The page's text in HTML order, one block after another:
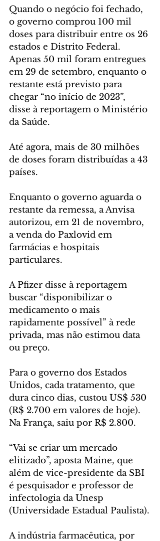
Quando o negócio foi fechado,
o governo comprou 100 mil
doses para distribuir entre os 26
estados e Distrito Federal.
Apenas 50 mil foram entregues
em 29 de setembro, enquanto o
restante está previsto para
chegar “no início de 2023”,
disse à reportagem o Ministério
da Saúde.
Até agora, mais de 30 milhões
de doses foram distribuídas a 43
países.
Enquanto o governo aguarda o
restante da remessa, a Anvisa
autorizou, em 21 de novembro,
a venda do Paxlovid em
farmácias e hospitais
particulares.
A Pfizer disse à reportagem
buscar “disponibilizar o
medicamento o mais
rapidamente possível” à rede
privada, mas não estimou data
ou preço.
Para o governo dos Estados
Unidos, cada tratamento, que
dura cinco dias, custou US$ 530
(R$ 2.700 em valores de hoje).
Na França, saiu por R$ 2.800.
“Vai se criar um mercado
elitizado”, aposta Maine, que
além de vice-presidente da SBI
é pesquisador e professor de
infectologia da Unesp
(Universidade Estadual Paulista).
A indústria farmacêutica, por